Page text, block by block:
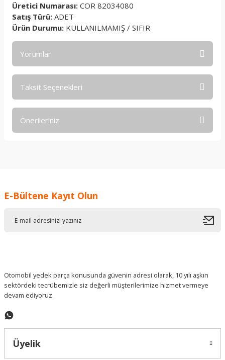
Üretici Numarası: COR 82034080
Satış Türü: ADET
Ürün Durumu: KULLANILMAMIŞ / SIFIR
Yorumlar
Taksit Seçenekleri
Önerileriniz
Ürün resmi kalitesiz, bozuk veya görüntülenemiyor.
E-Bültene Kayıt Olun
Otomobil yedek parça konusunda güvenin adresi olarak, 10 yılı aşkın
sektördeki tecrübemizle siz değerli müşterilerimize hizmet vermeye
devam ediyoruz.
Üyelik